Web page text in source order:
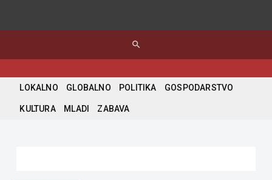
search
LOKALNO GLOBALNO POLITIKA GOSPODARSTVO
KULTURA MLADI ZABAVA